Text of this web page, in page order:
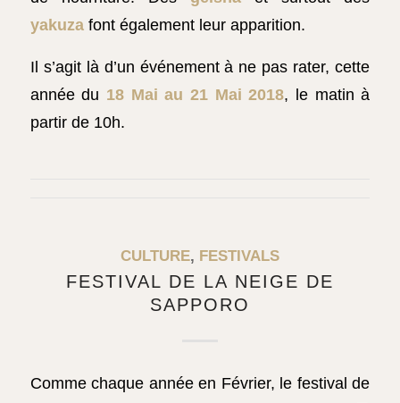
yakuzafont également leur apparition.
Il s’agit là d’un événement à ne pas rater, cette
année du 18 Mai au 21 Mai 2018, le matin à
partir de 10h.
CULTURE, FESTIVALS
FESTIVAL DE LA NEIGE DE
SAPPORO
Comme chaque année en Février, le festival de